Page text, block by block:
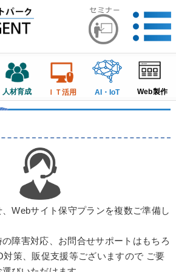
人材育成 ＩＴ活用 AI・IoT Web製作
Webサイト保守プランを複数ご準備し
障害対応、お問合せサポートはもちろ
対策、販促支援等ございますので ご要